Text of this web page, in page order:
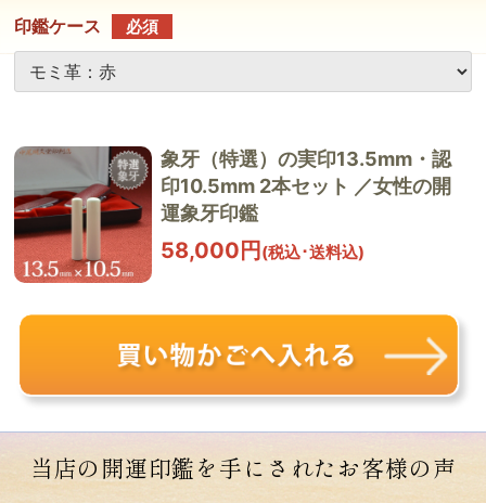
印鑑ケース 必須
象牙（特選）の実印13.5mm・認
印10.5mm 2本セット ／女性の開
運象牙印鑑
58,000円 (税込･送料込)
当店の開運印鑑を手にされた お客様の声